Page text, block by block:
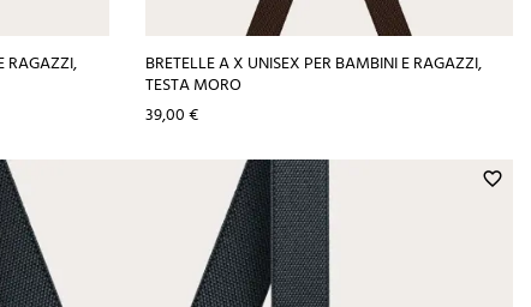
RAGAZZI, BRETELLE A X UNISEX PER BAMBINI E RAGAZZI,
TESTA MORO
Prezzo
39,00 €
favorite_border